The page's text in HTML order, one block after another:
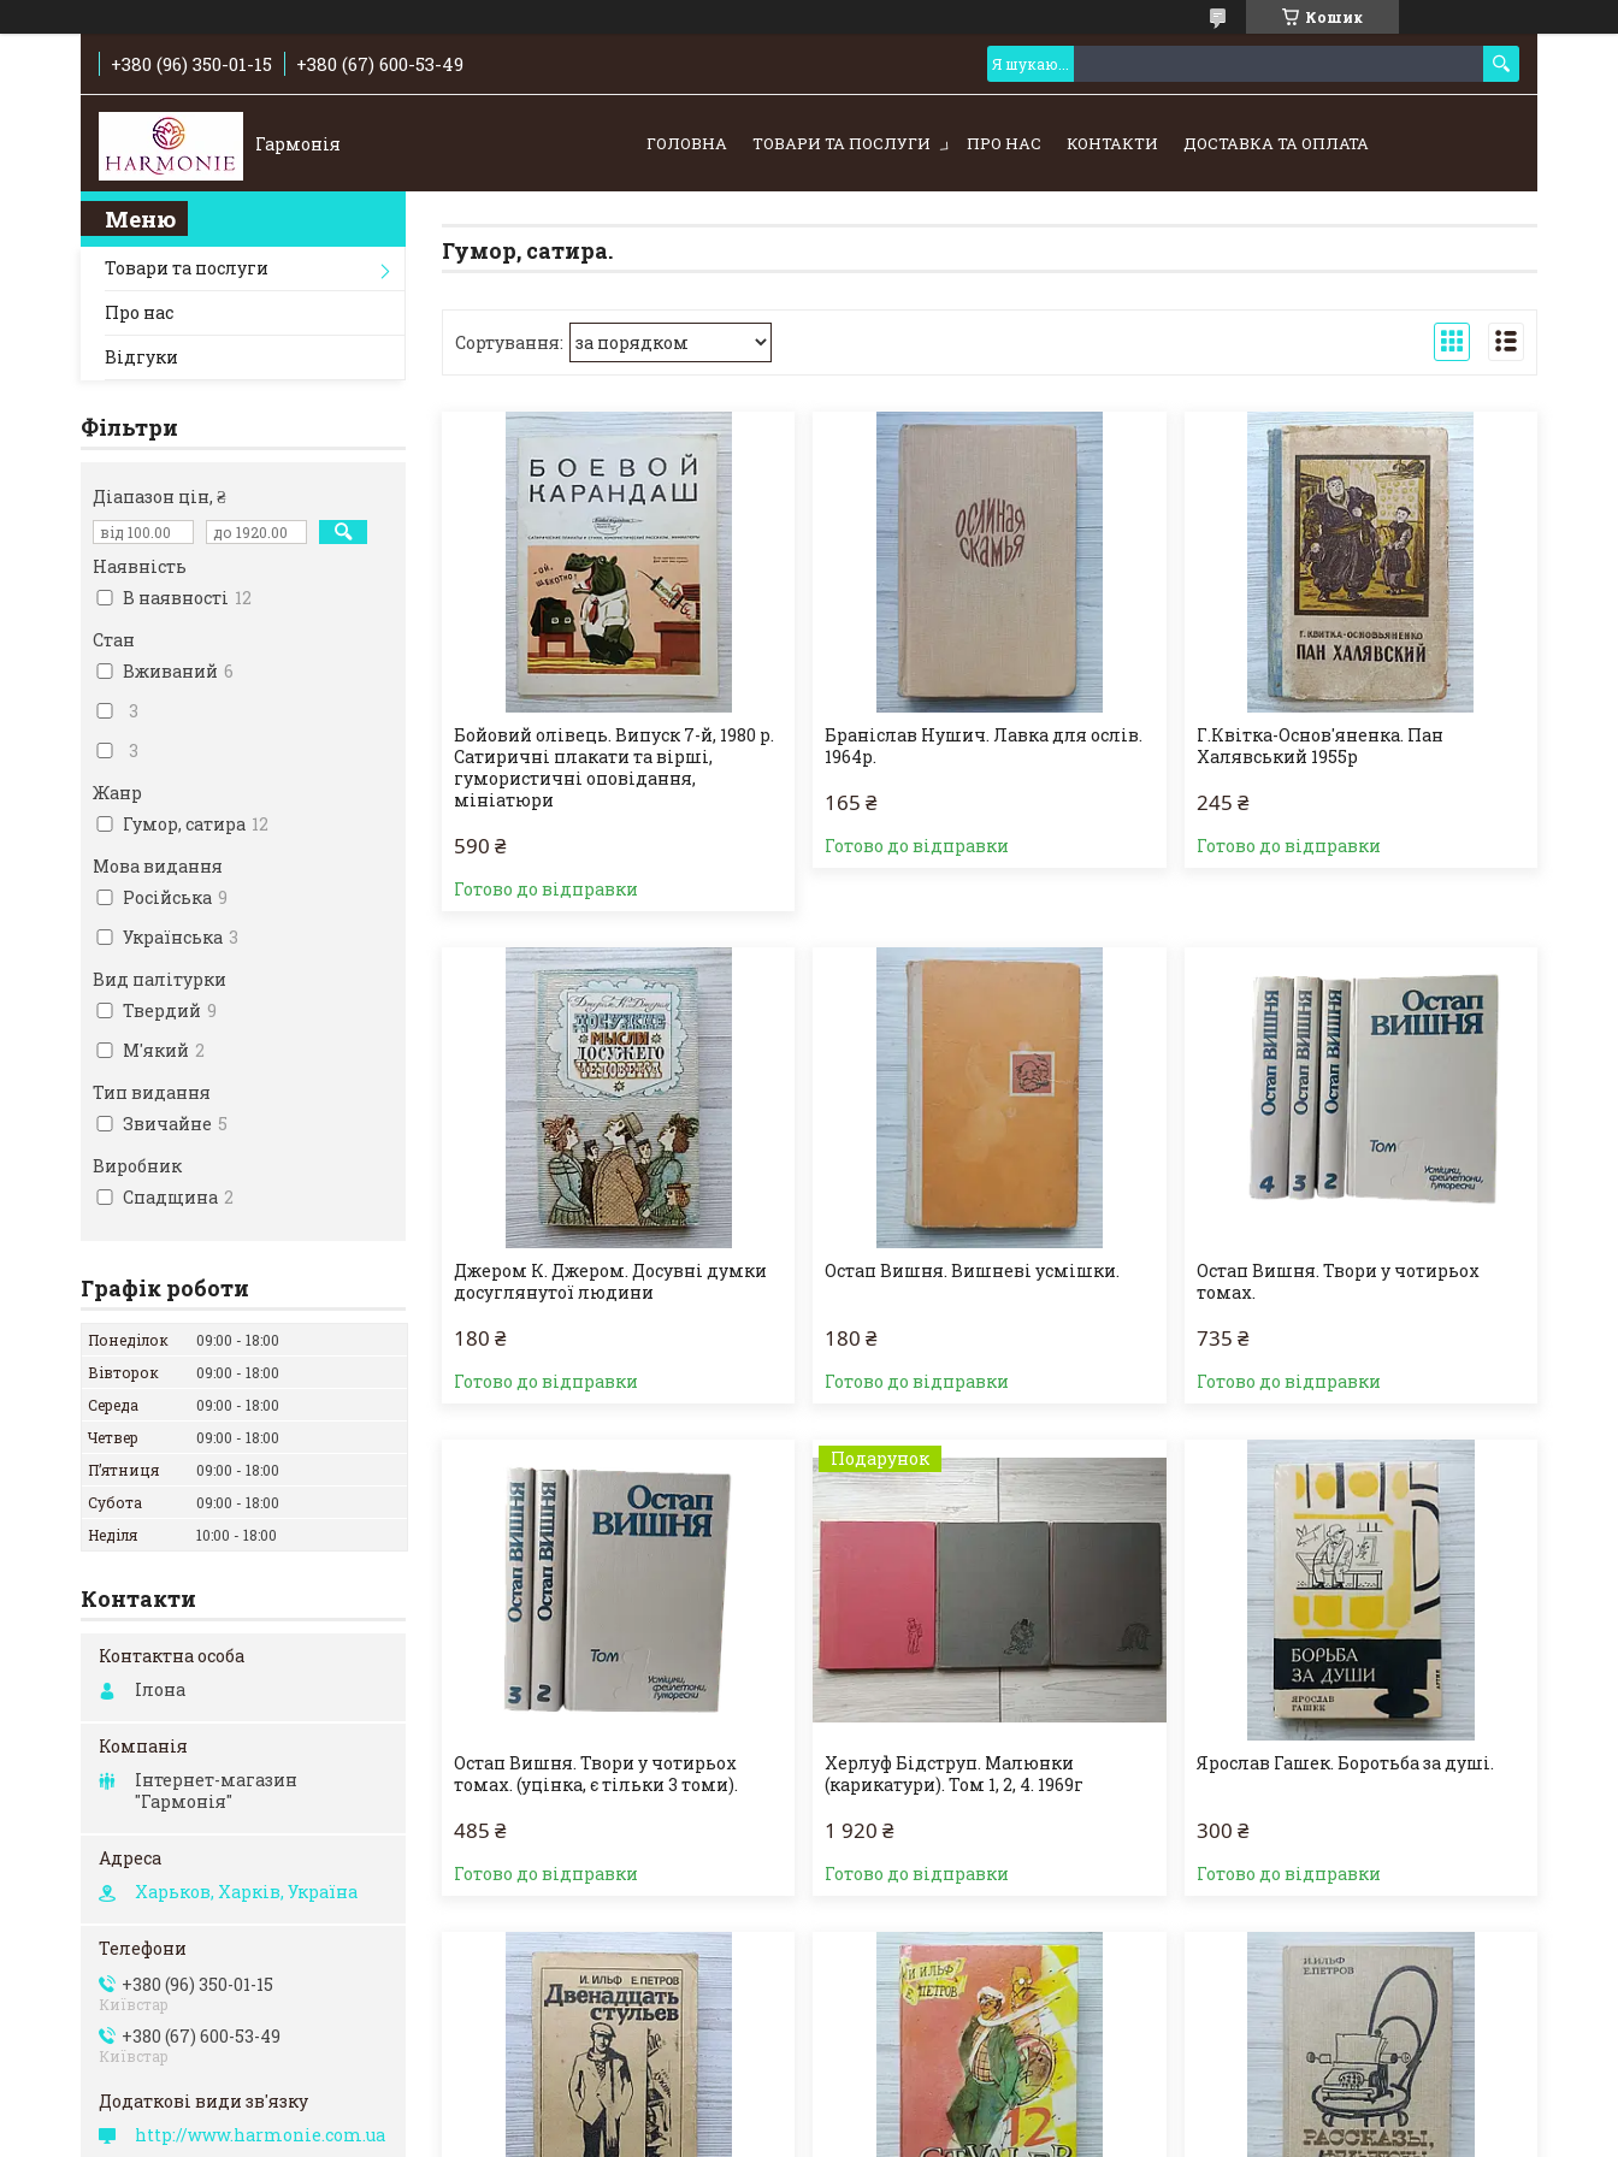
Кошик
+380 (96) 350-01-15 +380 (67) 600-53-49
Гармонія ГОЛОВНА ТОВАРИ ТА ПОСЛУГИ ПРО НАС КОНТАКТИ ДОСТАВКА ТА ОПЛАТА
Гумор, сатира.
Бойовий олівець. Випуск 7-й, 1980 р.
Сатиричні плакати та вірші,
гумористичні оповідання,
мініатюри
590 ₴
Готово до відправки
Браніслав Нушич. Лавка для ослів.
1964р.
165 ₴
Готово до відправки
Г.Квітка-Основ'яненка. Пан
Халявський 1955р
245 ₴
Готово до відправки
Джером К. Джером. Досувні думки
досуглянутої людини
180 ₴
Готово до відправки
Остап Вишня. Вишневі усмішки.
180 ₴
Готово до відправки
Остап Вишня. Твори у чотирьох
томах.
735 ₴
Готово до відправки
Остап Вишня. Твори у чотирьох
томах. (уцінка, є тільки 3 томи).
485 ₴
Готово до відправки
Подарунок
Херлуф Бідструп. Малюнки
(карикатури). Том 1, 2, 4. 1969г
1 920 ₴
Готово до відправки
Ярослав Гашек. Боротьба за душі.
300 ₴
Готово до відправки
Товари та послуги
Про нас
Відгуки
Фільтри
Діапазон цін, ₴
Наявність
В наявності 12
Стан
Вживаний 6
3
3
Жанр
Гумор, сатира 12
Мова видання
Російська 9
Українська 3
Вид палітурки
Твердий 9
М'який 2
Тип видання
Звичайне 5
Виробник
Спадщина 2
Графік роботи
Понеділок 09:00
18:00
Вівторок
09:00
18:00
Середа
09:00
18:00
Четвер
09:00
18:00
Пʼятниця
09:00
18:00
Субота
09:00
18:00
Неділя
10:00 18:00
Контакти
Ілона
Інтернет-магазин
"Гармонія"
Харьков, Харків, Україна
+380 (96) 350-01-15
Київстар
+380 (67) 600-53-49
Київстар
http://www.harmonie.com.ua